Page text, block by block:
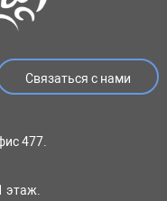
Связаться с нами
477.
этаж.